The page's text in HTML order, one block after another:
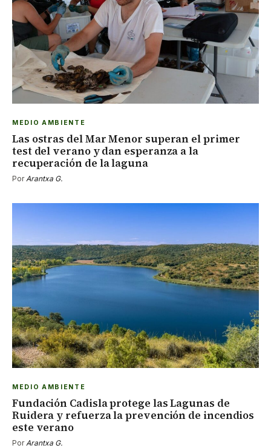
MEDIO AMBIENTE
Las ostras del Mar Menor superan el primer
test del verano y dan esperanza a la
recuperación de la laguna
Por Arantxa G.
MEDIO AMBIENTE
Fundación Cadisla protege las Lagunas de
Ruidera y refuerza la prevención de incendios
este verano
Por Arantxa G.